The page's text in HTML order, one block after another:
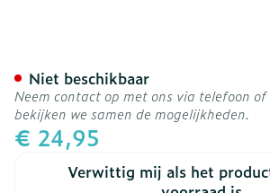
€ 24,95
Verwittig mij als het
Niet beschikbaar
Neem contact op met ons via telefoon
bekijken we samen de mogelijkheden.